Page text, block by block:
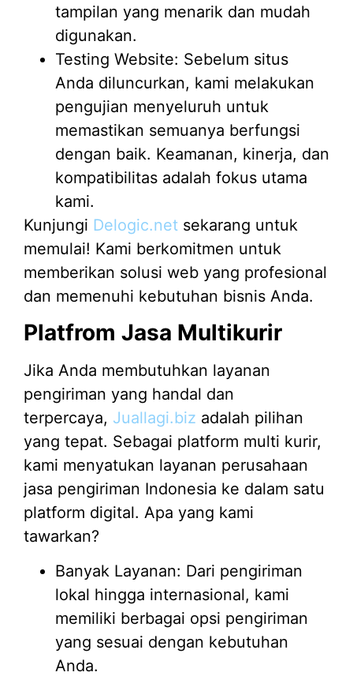
tampilan yang menarik dan mudah
digunakan.
Testing Website: Sebelum situs
Anda diluncurkan, kami melakukan
pengujian menyeluruh untuk
memastikan semuanya berfungsi
dengan baik. Keamanan, kinerja, dan
kompatibilitas adalah fokus utama
kami.
Kunjungi Delogic.net sekarang untuk
memulai! Kami berkomitmen untuk
memberikan solusi web yang profesional
dan memenuhi kebutuhan bisnis Anda.
Platfrom Jasa Multikurir
Jika Anda membutuhkan layanan
pengiriman yang handal dan
terpercaya, Juallagi.biz adalah pilihan
yang tepat. Sebagai platform multi kurir,
kami menyatukan layanan perusahaan
jasa pengiriman Indonesia ke dalam satu
platform digital. Apa yang kami
tawarkan?
Banyak Layanan: Dari pengiriman
lokal hingga internasional, kami
memiliki berbagai opsi pengiriman
yang sesuai dengan kebutuhan
Anda.